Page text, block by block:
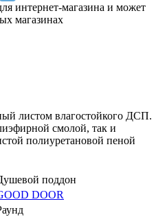
интернет-магазина и может
магазинах
листом влагостойкого ДСП.
смолой, так и
полиуретановой пеной
поддон
DOOR